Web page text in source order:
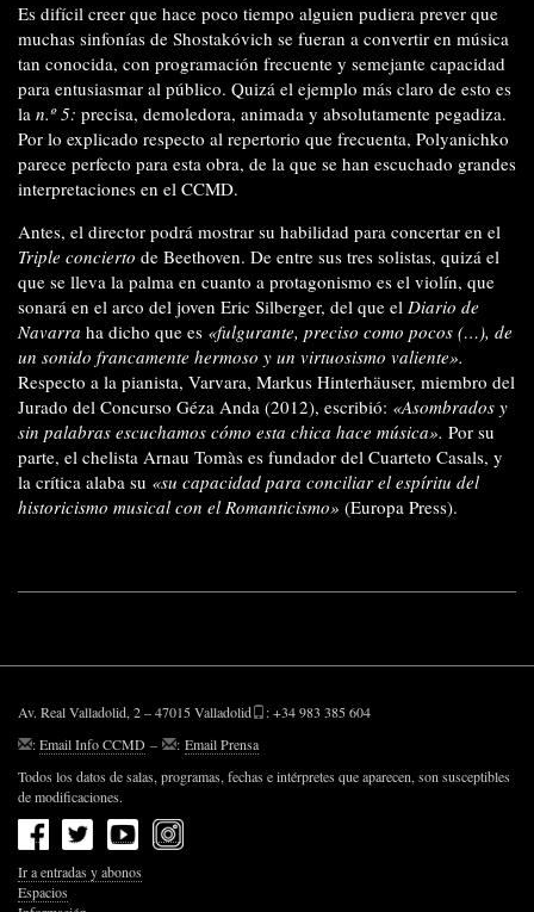
Es difícil creer que hace poco tiempo alguien pudiera prever que
muchas sinfonías de Shostakóvich se fueran a convertir en música
tan conocida, con programación frecuente y semejante capacidad
para entusiasmar al público. Quizá el ejemplo más claro de esto es
la n.º 5: precisa, demoledora, animada y absolutamente pegadiza.
Por lo explicado respecto al repertorio que frecuenta, Polyanichko
parece perfecto para esta obra, de la que se han escuchado grandes
interpretaciones en el CCMD.
Antes, el director podrá mostrar su habilidad para concertar en el
Triple concierto de Beethoven. De entre sus tres solistas, quizá el
que se lleva la palma en cuanto a protagonismo es el violín, que
sonará en el arco del joven Eric Silberger, del que el Diario de
Navarra ha dicho que es «fulgurante, preciso como pocos (…), de
un sonido francamente hermoso y un virtuosismo valiente».
Respecto a la pianista, Varvara, Markus Hinterhäuser, miembro del
Jurado del Concurso Géza Anda (2012), escribió: «Asombrados y
sin palabras escuchamos cómo esta chica hace música». Por su
parte, el chelista Arnau Tomàs es fundador del Cuarteto Casals, y
la crítica alaba su «su capacidad para conciliar el espíritu del
historicismo musical con el Romanticismo» (Europa Press).
Av. Real Valladolid, 2 – 47015 Valladolid
: +34 983 385 604
:Email Info CCMD – : Email Prensa
Todos los datos de salas, programas, fechas e intérpretes que aparecen, son susceptibles
de modificaciones.
Ir a entradas y abonos
Espacios